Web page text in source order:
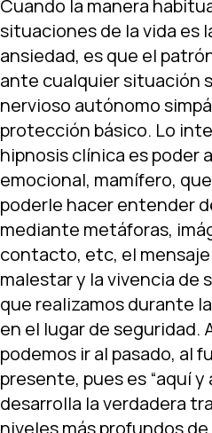
Cuando la manera
situaciones de la vida es
ansiedad, es que el
ante cualquier situación
nervioso autónomo
protección básico. Lo
hipnosis clínica es poder
emocional, mamífero,
poderle hacer entender
mediante metáforas,
contacto, etc, el
malestar y la vivencia de
que realizamos durante
en el lugar de seguridad.
podemos ir al pasado, al
presente, pues es “aquí y
desarrolla la verdadera
niveles más profundos